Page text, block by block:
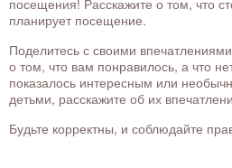
планирует посещение.
Поделитесь с своими
о том, что вам понравилось, а что
показалось интересным или
детьми, расскажите об их
Будьте корректны, и соблюдайте